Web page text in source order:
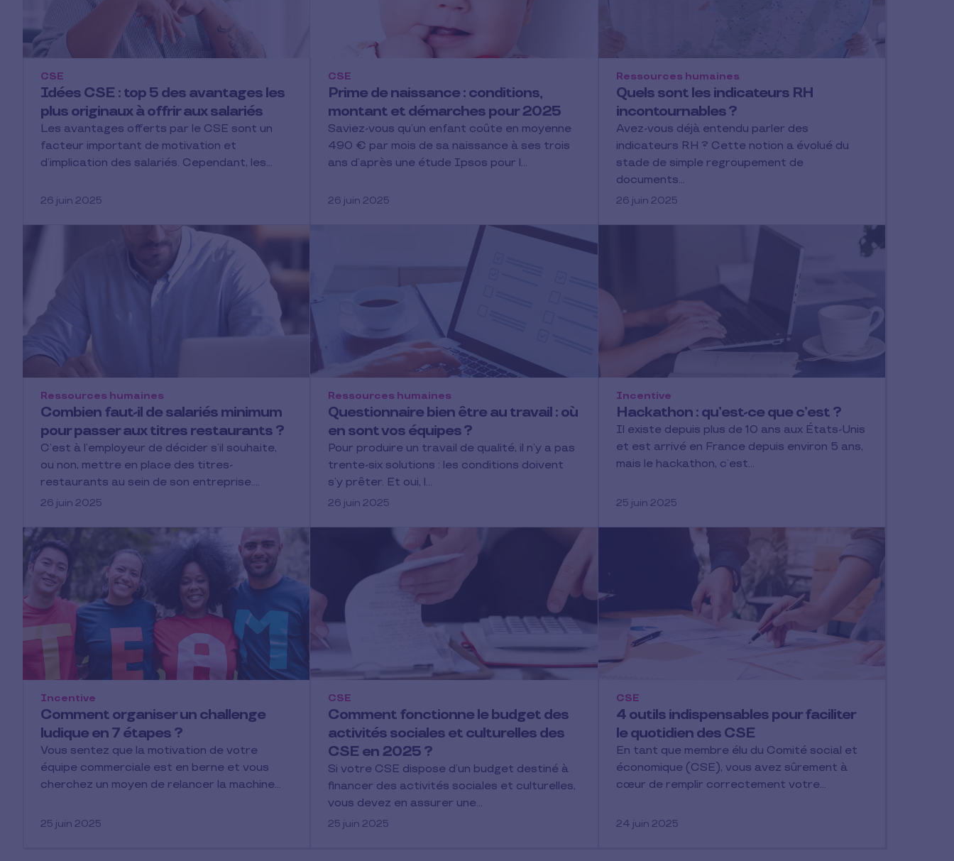
Idées CSE : top 5 des avantages les
plus originaux à offrir aux salariés
CSE
Les avantages offerts par le CSE sont un
facteur important de motivation et
d’implication des salariés. Cependant, les…
26 juin 2025
Prime de naissance : conditions,
montant et démarches pour 2025
CSE
Saviez-vous qu’un enfant coûte en moyenne
490 € par mois de sa naissance à ses trois
ans d’après une étude Ipsos pour l…
26 juin 2025
Quels sont les indicateurs RH
incontournables ?
Ressources humaines
Avez-vous déjà entendu parler des
indicateurs RH ? Cette notion a évolué du
stade de simple regroupement de
documents…
26 juin 2025
Combien faut-il de salariés minimum
pour passer aux titres restaurants ?
Ressources humaines
C’est à l’employeur de décider s’il souhaite,
ou non, mettre en place des titres-
restaurants au sein de son entreprise.…
26 juin 2025
Questionnaire bien être au travail : où
en sont vos équipes ?
Ressources humaines
Pour produire un travail de qualité, il n’y a pas
trente-six solutions : les conditions doivent
s’y prêter. Et oui, l…
26 juin 2025
Hackathon : qu’est-ce que c’est ?
Incentive
Il existe depuis plus de 10 ans aux États-Unis
et est arrivé en France depuis environ 5 ans,
mais le hackathon, c’est…
25 juin 2025
Comment organiser un challenge
ludique en 7 étapes ?
Incentive
Vous sentez que la motivation de votre
équipe commerciale est en berne et vous
cherchez un moyen de relancer la machine…
25 juin 2025
Comment fonctionne le budget des
activités sociales et culturelles des
CSE en 2025 ?
CSE
Si votre CSE dispose d’un budget destiné à
financer des activités sociales et culturelles,
vous devez en assurer une…
25 juin 2025
4 outils indispensables pour faciliter
le quotidien des CSE
CSE
En tant que membre élu du Comité social et
économique (CSE), vous avez sûrement à
cœur de remplir correctement votre…
24 juin 2025